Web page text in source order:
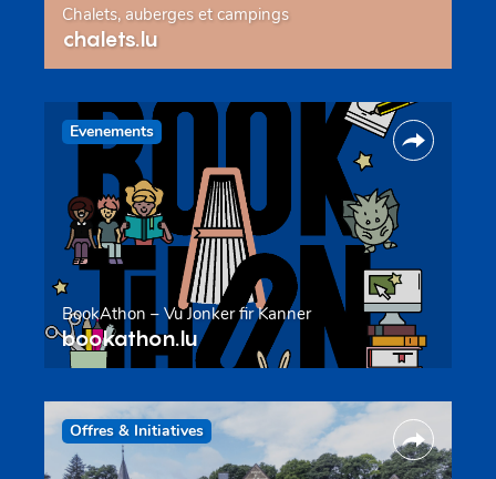
Chalets, auberges et campings
chalets.lu
Evenements
BookAthon – Vu Jonker fir Kanner
bookathon.lu
Offres & Initiatives